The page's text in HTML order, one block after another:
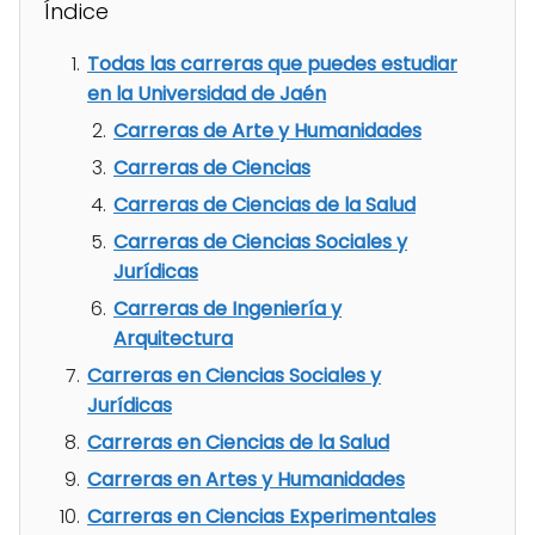
Índice
Todas las carreras que puedes estudiar
en la Universidad de Jaén
Carreras de Arte y Humanidades
Carreras de Ciencias
Carreras de Ciencias de la Salud
Carreras de Ciencias Sociales y
Jurídicas
Carreras de Ingeniería y
Arquitectura
Carreras en Ciencias Sociales y
Jurídicas
Carreras en Ciencias de la Salud
Carreras en Artes y Humanidades
Carreras en Ciencias Experimentales